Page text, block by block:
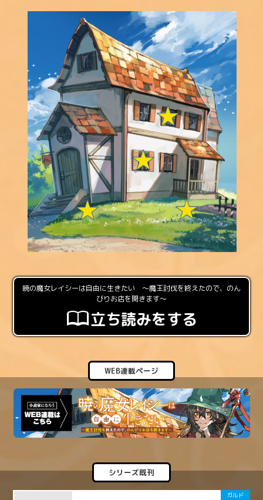
暁の魔女レイシーは自由に生きたい ～魔王討伐を終えたので、のん
びりお店を開きます～
立ち読みをする
WEB連載ページ
シリーズ既刊
ガルド